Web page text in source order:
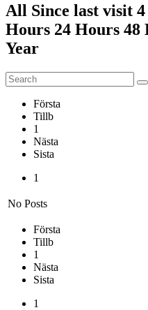
All Since last visit 4
Hours 24 Hours 48
Year
Första
Tillb
1
Nästa
Sista
1
No Posts
Första
Tillb
1
Nästa
Sista
1